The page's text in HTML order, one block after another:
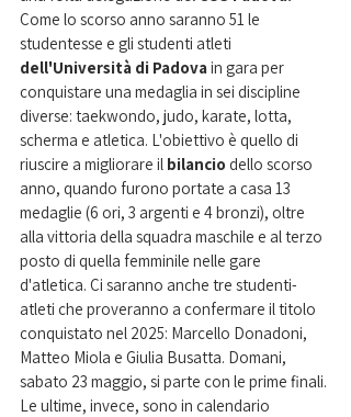
Come lo scorso anno saranno 51 le
studentesse e gli studenti atleti
dell'Università di Padova in gara per
conquistare una medaglia in sei discipline
diverse: taekwondo, judo, karate, lotta,
scherma e atletica. L'obiettivo è quello di
riuscire a migliorare il bilancio dello scorso
anno, quando furono portate a casa 13
medaglie (6 ori, 3 argenti e 4 bronzi), oltre
alla vittoria della squadra maschile e al terzo
posto di quella femminile nelle gare
d'atletica. Ci saranno anche tre studenti-
atleti che proveranno a confermare il titolo
conquistato nel 2025: Marcello Donadoni,
Matteo Miola e Giulia Busatta. Domani,
sabato 23 maggio, si parte con le prime finali.
Le ultime, invece, sono in calendario